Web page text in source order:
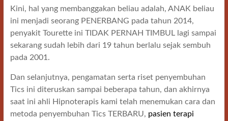
Kini, hal yang membanggakan beliau adalah, ANAK beliau
ini menjadi seorang PENERBANG pada tahun 2014,
penyakit Tourette ini TIDAK PERNAH TIMBUL lagi sampai
sekarang sudah lebih dari 19 tahun berlalu sejak sembuh
pada 2001.
Dan selanjutnya, pengamatan serta riset penyembuhan
Tics ini diteruskan sampai beberapa tahun, dan akhirnya
saat ini ahli Hipnoterapis kami telah menemukan cara dan
metoda penyembuhan Tics TERBARU, pasien terapi